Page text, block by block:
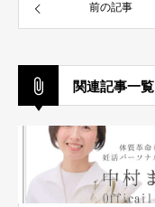
前の記事
関連記事一覧